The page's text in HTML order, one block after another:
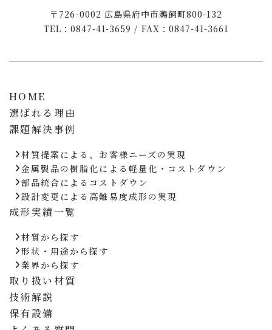
〒726-0002 広島県府中市鵜飼町800-132
TEL：0847-41-3659 / FAX：0847-41-3661
HOME
選ばれる理由
課題解決事例
材質提案による、お客様ニーズの実現
金属製品の樹脂化による軽量化・コストダウン
部品統合によるコストダウン
設計変更による高難易度成形の実現
成形実績一覧
材質から探す
形状・用途から探す
業界から探す
取り扱い材質
技術解説
保有設備